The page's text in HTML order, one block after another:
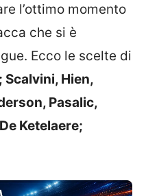
l’ottimo momento
che si è
Ecco le scelte di
Scalvini, Hien,
Pasalic,
Ketelaere;